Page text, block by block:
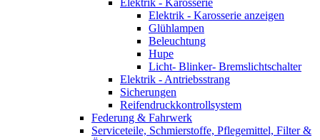
Elektrik - Karosserie
Elektrik - Karosserie anzeigen
Glühlampen
Beleuchtung
Hupe
Licht- Blinker- Bremslichtschalter
Elektrik - Antriebsstrang
Sicherungen
Reifendruckkontrollsystem
Federung & Fahrwerk
Serviceteile, Schmierstoffe, Pflegemittel, Filter &